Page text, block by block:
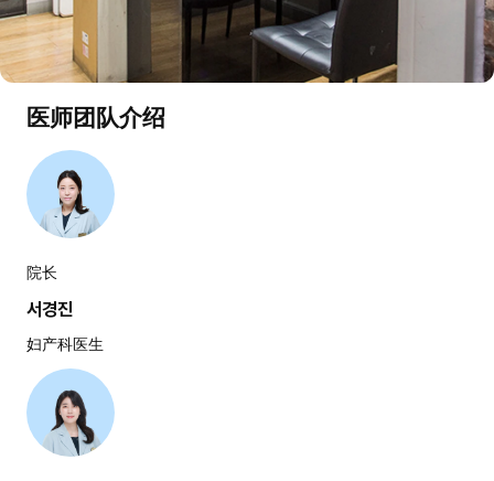
医师团队介绍
院长
서경진
妇产科医生